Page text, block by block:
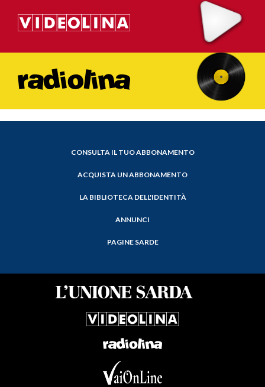
CONSULTA IL TUO ABBONAMENTO
ACQUISTA UN ABBONAMENTO
LA BIBLIOTECA DELL'IDENTITÀ
ANNUNCI
PAGINE SARDE